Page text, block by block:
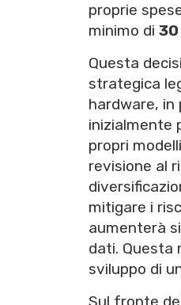
proprie
minimo di
Questa
strategica
hardware, in
inizialmente
propri
revisione al
mitigare i
aumenterà
dati. Questa
sviluppo di